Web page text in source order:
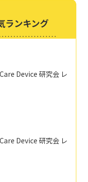
ランキング
Device 研究会 レ
Device 研究会 レ